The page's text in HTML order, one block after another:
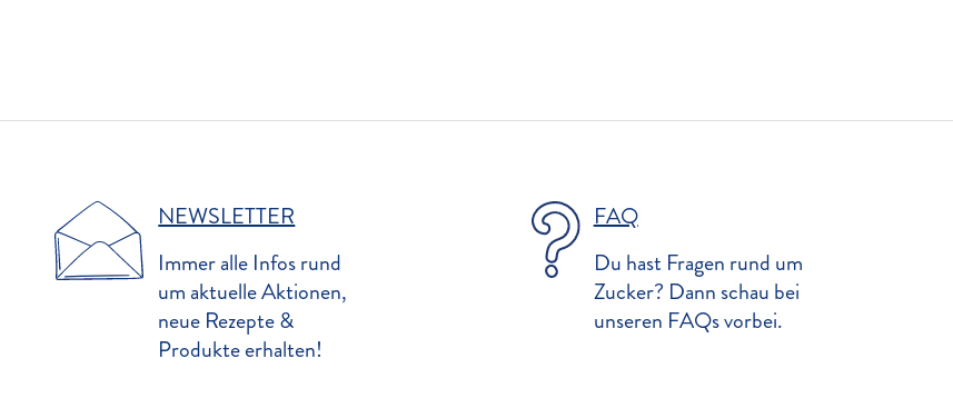
NEWSLETTER
Immer alle Infos rund
um aktuelle Aktionen,
neue Rezepte &
Produkte erhalten!
FAQ
Du hast Fragen rund um
Zucker? Dann schau bei
unseren FAQs vorbei.